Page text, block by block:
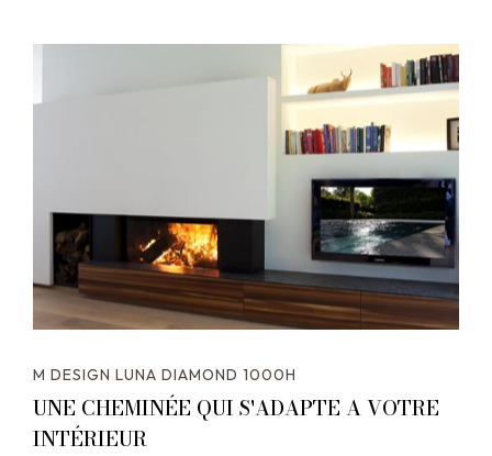
M DESIGN LUNA DIAMOND 1000H
UNE CHEMINÉE QUI S'ADAPTE A VOTRE
INTÉRIEUR